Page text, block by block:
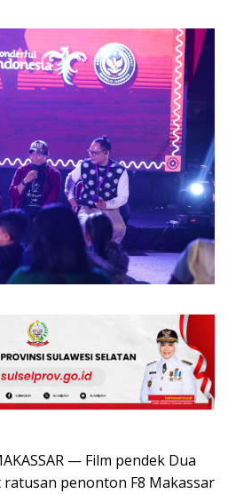
— Film pendek Dua
penonton F8 Makassar